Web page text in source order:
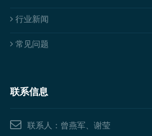
行业新闻
常见问题
联系信息
联系人：曾燕军、谢莹